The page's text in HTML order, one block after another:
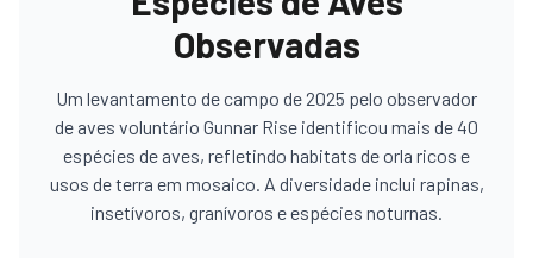
Observadas
Um levantamento de campo de 2025 pelo observador
de aves voluntário Gunnar Rise identificou mais de 40
espécies de aves, refletindo habitats de orla ricos e
usos de terra em mosaico. A diversidade inclui rapinas,
insetívoros, granívoros e espécies noturnas.